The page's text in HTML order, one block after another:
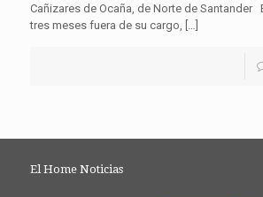
Cañizares de Ocaña, de Norte de Santander
tres meses fuera de su cargo, […]
El Home Noticias